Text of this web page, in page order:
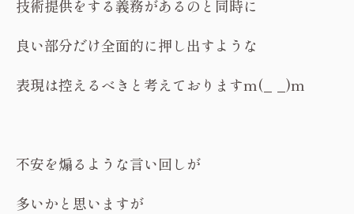
技術提供をする義務があるのと同時に
良い部分だけ全面的に押し出すような
表現は控えるべきと考えておりますm(_ _)m
不安を煽るような言い回しが
多いかと思いますが